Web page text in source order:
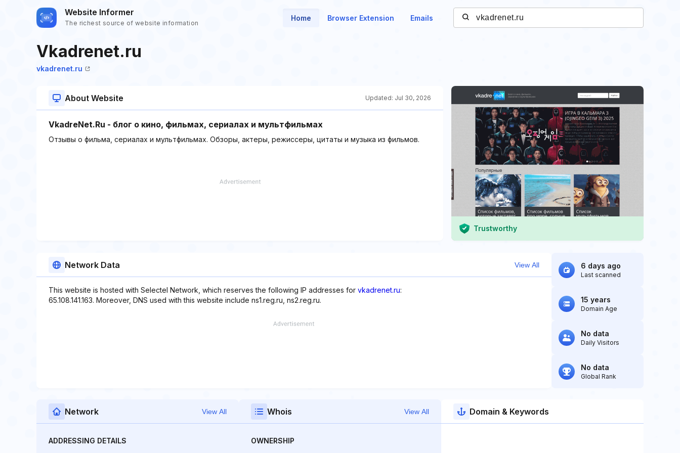
Website Informer
The richest source of website information
Home Browser Extension Emails
Vkadrenet.ru
vkadrenet.ru
About Website Updated: Jul 30, 2026
VkadreNet.Ru - блог о кино, фильмах, сериалах и мультфильмах
Отзывы о фильма, сериалах и мультфильмах. Обзоры, актеры, режиссеры, цитаты и музыка из фильмов.
Trustworthy
Network Data View All
This website is hosted with Selectel Network, which reserves the following IP addresses for vkadrenet.ru:
65.108.141.163. Moreover, DNS used with this website include ns1.reg.ru, ns2.reg.ru.
6 days ago
Last scanned
15 years
Domain Age
No data
Daily Visitors
No data
Global Rank
Network View All
ADDRESSING DETAILS
Whois View All
OWNERSHIP
Domain & Keywords